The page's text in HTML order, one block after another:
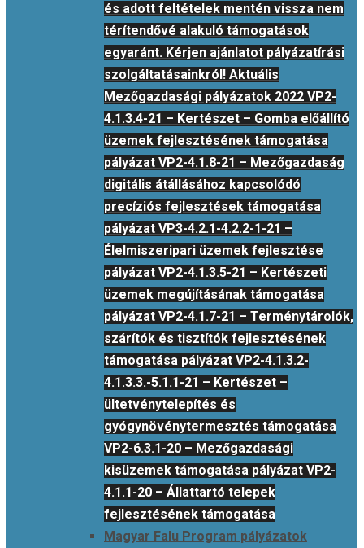
és adott feltételek mentén vissza nem
térítendővé alakuló támogatások
egyaránt. Kérjen ajánlatot pályázatírási
szolgáltatásainkról! Aktuális
Mezőgazdasági pályázatok 2022 VP2-
4.1.3.4-21 – Kertészet – Gomba előállító
üzemek fejlesztésének támogatása
pályázat VP2-4.1.8-21 – Mezőgazdaság
digitális átállásához kapcsolódó
precíziós fejlesztések támogatása
pályázat VP3-4.2.1-4.2.2-1-21 –
Élelmiszeripari üzemek fejlesztése
pályázat VP2-4.1.3.5-21 – Kertészeti
üzemek megújításának támogatása
pályázat VP2-4.1.7-21 – Terménytárolók,
szárítók és tisztítók fejlesztésének
támogatása pályázat VP2-4.1.3.2-
4.1.3.3.-5.1.1-21 – Kertészet –
ültetvénytelepítés és
gyógynövénytermesztés támogatása
VP2-6.3.1-20 – Mezőgazdasági
kisüzemek támogatása pályázat VP2-
4.1.1-20 – Állattartó telepek
fejlesztésének támogatása
Magyar Falu Program pályázatok